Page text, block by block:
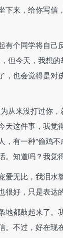
下来，给你写信
个同学将自己
但今天，我想
，也会觉得是对
从来没打过你
这件事，我觉
有一种“偷鸡
知道吗？我觉
无比，我泪水
好，只是表达
地都鼓起来了。
不过，好在现